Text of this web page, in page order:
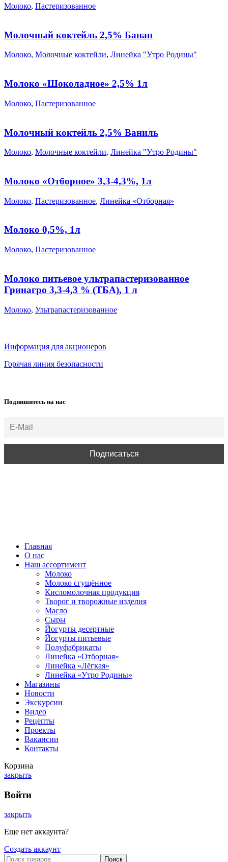
Молоко, Пастеризованное
Молочный коктейль 2,5% Банан
Молоко, Молочные коктейли, Линейка "Утро Родины"
Молоко «Шоколадное» 2,5% 1л
Молоко, Пастеризованное
Молочный коктейль 2,5% Ваниль
Молоко, Молочные коктейли, Линейка "Утро Родины"
Молоко «Отборное» 3,3-4,3%, 1л
Молоко, Пастеризованное, Линейка «Отборная»
Молоко 0,5%, 1л
Молоко, Пастеризованное
Молоко питьевое ультрапастеризованное
Гринагро 3,3-4,3 % (ТБА), 1 л
Молоко, Ультрапастеризованное
Информация для акционеров
Горячая линия безопасности
Подпишитесь на нас
Главная
О нас
Наш ассортимент
Молоко
Молоко сгущённое
Кисломолочная продукция
Творог и творожные изделия
Масло
Сыры
Йогурты десертные
Йогурты питьевые
Полуфабрикаты
Линейка «Отборная»
Линейка «Лёгкая»
Линейка «Утро Родины»
Магазины
Новости
Экскурсии
Видео
Рецепты
Проекты
Вакансии
Контакты
Корзина
закрыть
Войти
закрыть
Еще нет аккаунта?
Создать аккаунт
Поиск